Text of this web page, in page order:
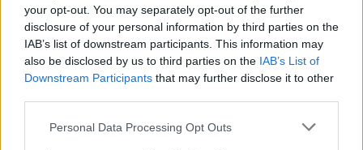
your opt-out. You may separately opt-out of the further
disclosure of your personal information by third parties on the
IAB’s list of downstream participants. This information may
also be disclosed by us to third parties on the IAB’s List of
Downstream Participants that may further disclose it to other
Please note that this website/app uses one or more Google
Personal Data Processing Opt Outs
Αθλητισμός|16.05.2025 00:30
Νίκη επί της Εσπανιόλ και
πρωταθλήτρια Ισπανίας η
Μπαρτσελόνα με υπογραφή του
αρτίστα Γιαμάλ!